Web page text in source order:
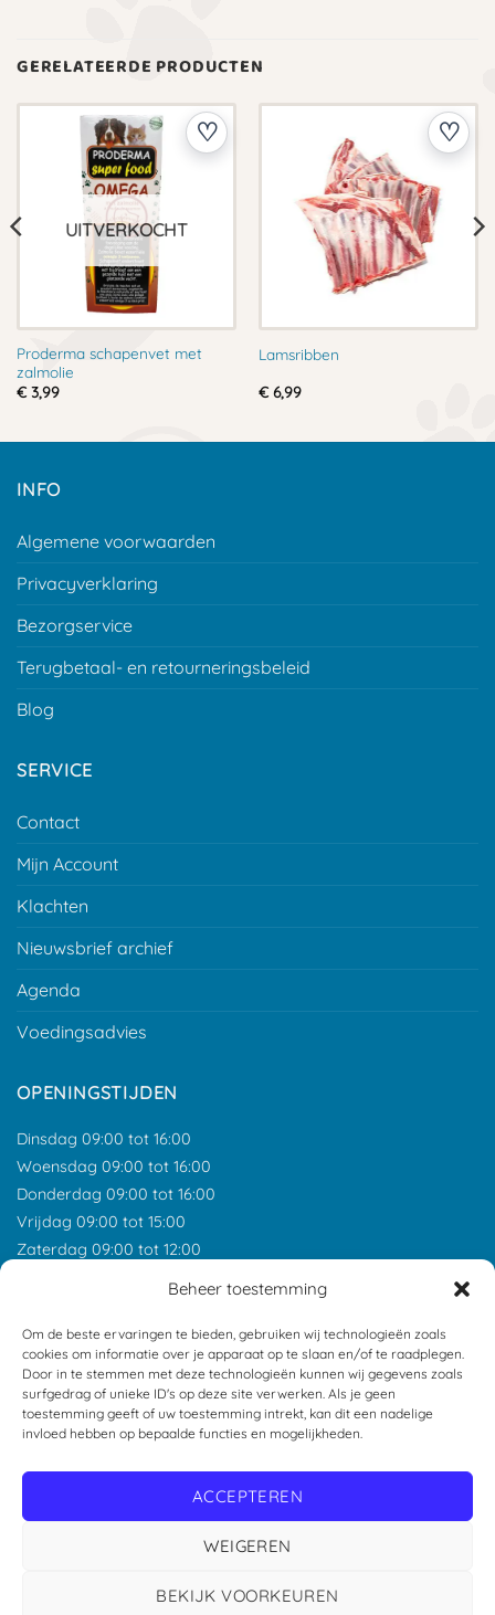
Beheer toestemming
Om de beste ervaringen te bieden, gebruiken wij technologieën zoals
cookies om informatie over je apparaat op te slaan en/of te raadplegen.
Door in te stemmen met deze technologieën kunnen wij gegevens zoals
surfgedrag of unieke ID's op deze site verwerken. Als je geen
toestemming geeft of uw toestemming intrekt, kan dit een nadelige
invloed hebben op bepaalde functies en mogelijkheden.
ACCEPTEREN
WEIGEREN
BEKIJK VOORKEUREN
GERELATEERDE PRODUCTEN
UITVERKOCHT
Proderma schapenvet met
zalmolie
€3,99
Lamsribben
€6,99
INFO
Algemene voorwaarden
Privacyverklaring
Bezorgservice
Terugbetaal- en retourneringsbeleid
Blog
SERVICE
Contact
Mijn Account
Klachten
Nieuwsbrief archief
Agenda
Voedingsadvies
OPENINGSTIJDEN
Dinsdag 09:00 tot 16:00
Woensdag 09:00 tot 16:00
Donderdag 09:00 tot 16:00
Vrijdag 09:00 tot 15:00
Zaterdag 09:00 tot 12:00
ONZE RECENSIES